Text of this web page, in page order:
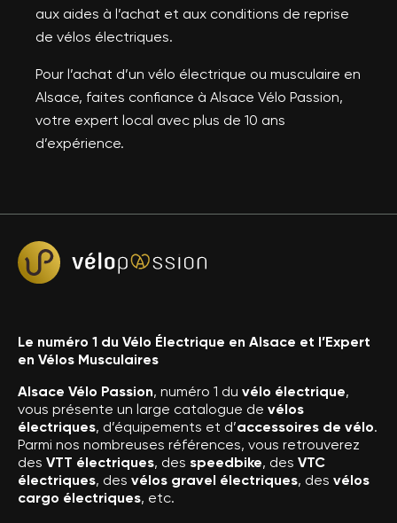
aux aides à l’achat et aux conditions de reprise
de vélos électriques.
Pour l’achat d’un vélo électrique ou musculaire en
Alsace, faites confiance à Alsace Vélo Passion,
votre expert local avec plus de 10 ans
d’expérience.
Le numéro 1 du Vélo Électrique en Alsace et l’Expert
en Vélos Musculaires
Alsace Vélo Passion, numéro 1 du vélo électrique,
vous présente un large catalogue de vélos
électriques, d’équipements et d’accessoires de vélo.
Parmi nos nombreuses références, vous retrouverez
des VTT électriques, des speedbike, des VTC
électriques, des vélos gravel électriques, des vélos
cargo électriques, etc.